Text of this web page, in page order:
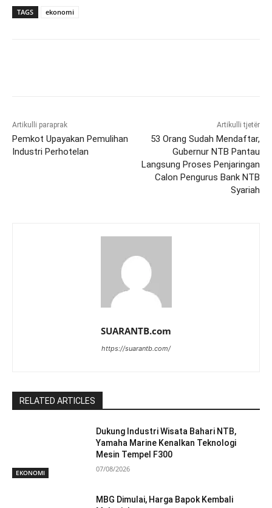
TAGS ekonomi
Artikulli paraprak
Pemkot Upayakan Pemulihan
Industri Perhotelan
Artikulli tjetër
53 Orang Sudah Mendaftar,
Gubernur NTB Pantau
Langsung Proses Penjaringan
Calon Pengurus Bank NTB
Syariah
SUARANTB.com
https://suarantb.com/
RELATED ARTICLES
EKONOMI
Dukung Industri Wisata Bahari NTB,
Yamaha Marine Kenalkan Teknologi
Mesin Tempel F300
07/08/2026
MBG Dimulai, Harga Bapok Kembali